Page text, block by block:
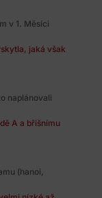
v 1. Měsíci
jaká však
naplánovali
A a břišnímu
(hanoi,